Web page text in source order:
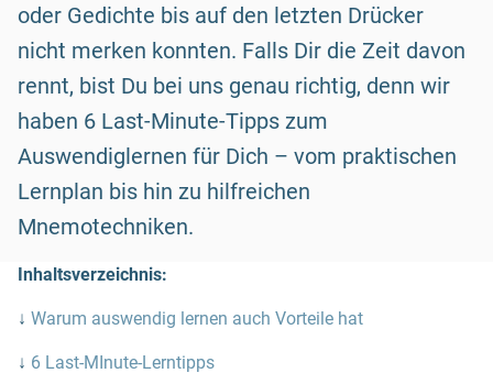
oder Gedichte bis auf den letzten Drücker
nicht merken konnten. Falls Dir die Zeit davon
rennt, bist Du bei uns genau richtig, denn wir
haben 6 Last-Minute-Tipps zum
Auswendiglernen für Dich – vom praktischen
Lernplan bis hin zu hilfreichen
Mnemotechniken.
Inhaltsverzeichnis:
↓ Warum auswendig lernen auch Vorteile hat
↓ 6 Last-MInute-Lerntipps